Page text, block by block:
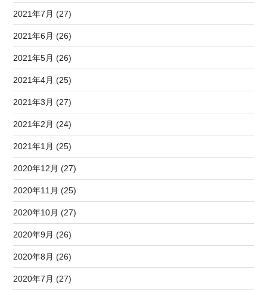
2021年7月 (27)
2021年6月 (26)
2021年5月 (26)
2021年4月 (25)
2021年3月 (27)
2021年2月 (24)
2021年1月 (25)
2020年12月 (27)
2020年11月 (25)
2020年10月 (27)
2020年9月 (26)
2020年8月 (26)
2020年7月 (27)